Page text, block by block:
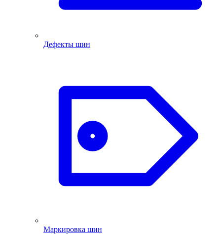
Дефекты шин
Маркировка шин